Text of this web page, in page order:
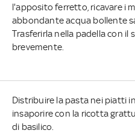
l'apposito ferretto, ricavare i
abbondante acqua bollente
Trasferirla nella padella con il
brevemente.
Distribuire la pasta nei piatti
insaporire con la ricotta
di basilico.